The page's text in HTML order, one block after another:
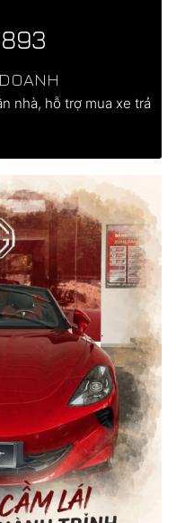
nhà, hỗ trợ mua xe trả